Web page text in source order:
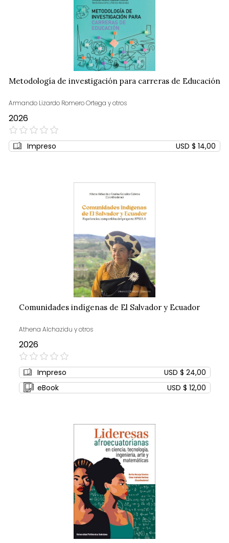
Metodología de investigación para carreras de Educación
Armando Lizardo Romero Ortega y otros
2026
0%
Impreso USD $ 14,00
Comunidades indígenas de El Salvador y Ecuador
Athena Alchazidu y otros
2026
0%
Impreso
USD $ 24,00
eBook
USD $ 12,00